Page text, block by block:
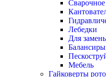
Сварочное
Лебедки
Для
Балансиры
Мебель
Гайковерты